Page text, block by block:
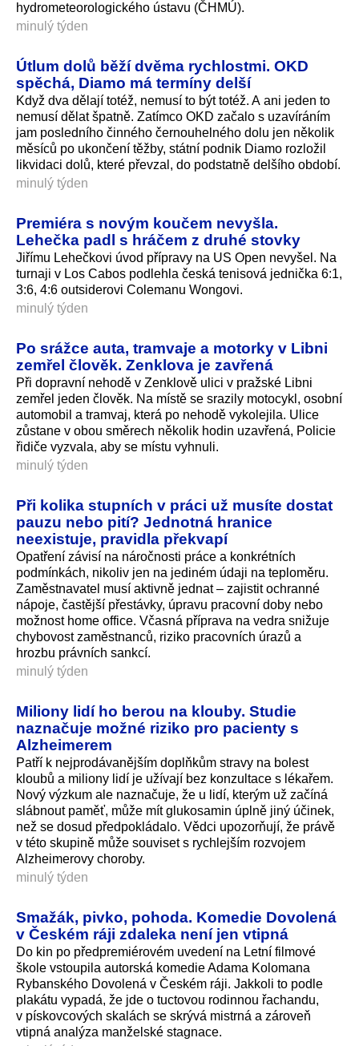
hydrometeorolo­gického ústavu (ČHMÚ).
minulý týden
Útlum dolů běží dvěma rychlostmi. OKD
spěchá, Diamo má termíny delší
Když dva dělají totéž, nemusí to být totéž. A ani jeden to
nemusí dělat špatně. Zatímco OKD začalo s uzavíráním
jam posledního činného černouhelného dolu jen několik
měsíců po ukončení těžby, státní podnik Diamo rozložil
likvidaci dolů, které převzal, do podstatně delšího období.
minulý týden
Premiéra s novým koučem nevyšla.
Lehečka padl s hráčem z druhé stovky
Jiřímu Lehečkovi úvod přípravy na US Open nevyšel. Na
turnaji v Los Cabos podlehla česká tenisová jednička 6:1,
3:6, 4:6 outsiderovi Colemanu Wongovi.
minulý týden
Po srážce auta, tramvaje a motorky v Libni
zemřel člověk. Zenklova je zavřená
Při dopravní nehodě v Zenklově ulici v pražské Libni
zemřel jeden člověk. Na místě se srazily motocykl, osobní
automobil a tramvaj, která po nehodě vykolejila. Ulice
zůstane v obou směrech několik hodin uzavřená, Policie
řidiče vyzvala, aby se místu vyhnuli.
minulý týden
Při kolika stupních v práci už musíte dostat
pauzu nebo pití? Jednotná hranice
neexistuje, pravidla překvapí
Opatření závisí na náročnosti práce a konkrétních
podmínkách, nikoliv jen na jediném údaji na teploměru.
Zaměstnavatel musí aktivně jednat – zajistit ochranné
nápoje, častější přestávky, úpravu pracovní doby nebo
možnost home office. Včasná příprava na vedra snižuje
chybovost zaměstnanců, riziko pracovních úrazů a
hrozbu právních sankcí.
minulý týden
Miliony lidí ho berou na klouby. Studie
naznačuje možné riziko pro pacienty s
Alzheimerem
Patří k nejprodávanějším doplňkům stravy na bolest
kloubů a miliony lidí je užívají bez konzultace s lékařem.
Nový výzkum ale naznačuje, že u lidí, kterým už začíná
slábnout paměť, může mít glukosamin úplně jiný účinek,
než se dosud předpokládalo. Vědci upozorňují, že právě
v této skupině může souviset s rychlejším rozvojem
Alzheimerovy choroby.
minulý týden
Smažák, pivko, pohoda. Komedie Dovolená
v Českém ráji zdaleka není jen vtipná
Do kin po předpremiérovém uvedení na Letní filmové
škole vstoupila autorská komedie Adama Kolomana
Rybanského Dovolená v Českém ráji. Jakkoli to podle
plakátu vypadá, že jde o tuctovou rodinnou řachandu,
v pískovcových skalách se skrývá mistrná a zároveň
vtipná analýza manželské stagnace.